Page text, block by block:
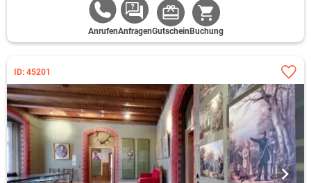
AnrufenAnfragenGutschein Buchung
ID: 45201